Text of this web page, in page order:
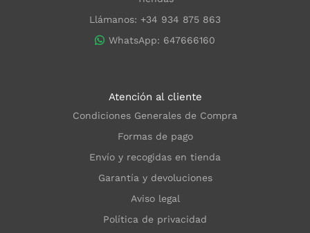
Llámanos: +34 934 875 863
WhatsApp: 647666160
Atención al cliente
Condiciones Generales de Compra
Formas de pago
Envío y recogidas en tienda
Garantía y devoluciones
Aviso legal
Política de privacidad